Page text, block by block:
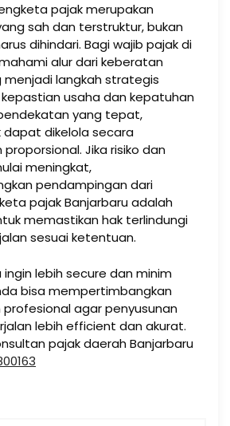
pajak merupakan
sah dan terstruktur, bukan
dihindari. Bagi wajib pajak di
alur dari keberatan
menjadi langkah strategis
usaha dan kepatuhan
yang tepat,
dikelola secara
Jika risiko dan
meningkat,
pendampingan dari
pajak Banjarbaru adalah
memastikan hak terlindungi
sesuai ketentuan.
ingin lebih secure dan minim
bisa mempertimbangkan
agar penyusunan
lebih efficient dan akurat.
pajak daerah Banjarbaru